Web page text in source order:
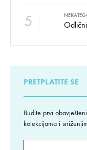
5
PRETPLATITE SE
Budite prvi
kolekcijama i